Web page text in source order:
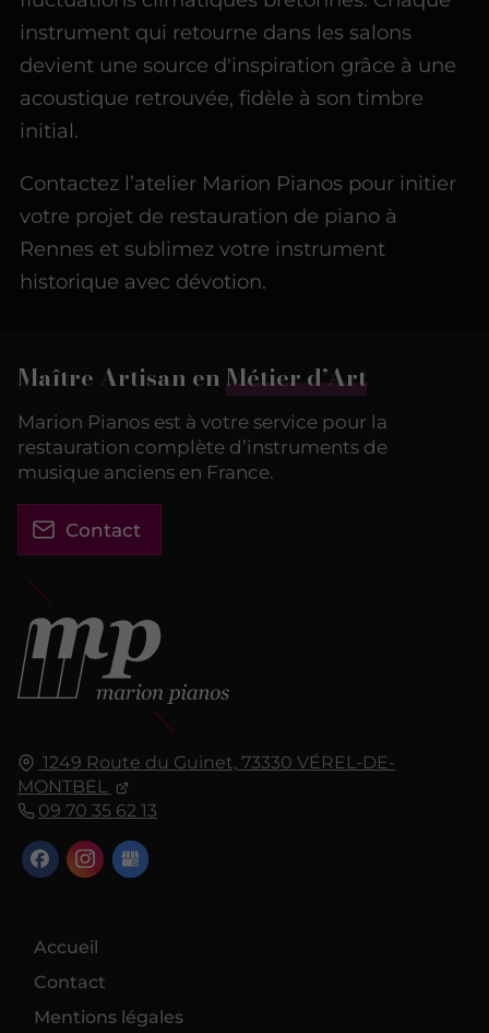
instrument qui retourne dans les salons
devient une source d'inspiration grâce à une
acoustique retrouvée, fidèle à son timbre
initial.
Contactez l’atelier Marion Pianos pour initier
votre projet de restauration de piano à
Rennes et sublimez votre instrument
historique avec dévotion.
1249 Route du Guinet, 73330 VÉREL-DE-
MONTBEL
09 70 35 62 13
Accueil
Contact
Mentions légales
Maître Artisan en Métier d’Art
Marion Pianos est à votre service pour la
restauration complète d’instruments de
musique anciens en France.
Contact